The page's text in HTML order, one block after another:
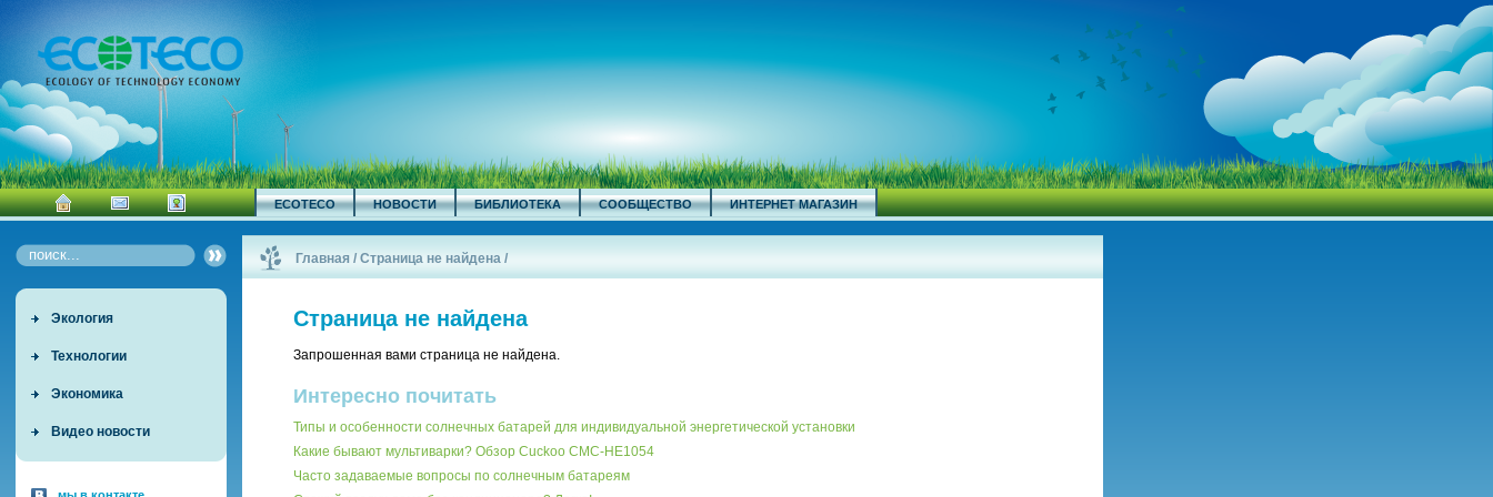
ECOTECO НОВОСТИ БИБЛИОТЕКА СООБЩЕСТВО ИНТЕРНЕТ МАГАЗИН
Экология
Технологии
Экономика
Видео новости
Главная /Страница не найдена /
Страница не найдена
Запрошенная вами страница не найдена.
Интересно почитать
Типы и особенности солнечных батарей для индивидуальной энергетической установки
Какие бывают мультиварки? Обзор Cuckoo CMC-HE1054
Часто задаваемые вопросы по солнечным батареям